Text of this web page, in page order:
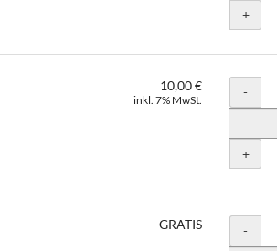
+
10,00 €
inkl. 7% MwSt. Menge
-
+
GRATIS Menge
-